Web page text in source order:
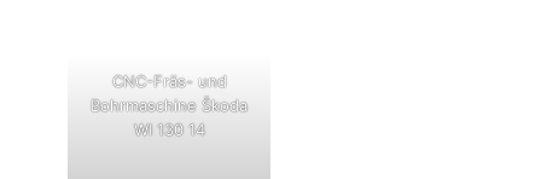
CNC-Fräs- und
Bohrmaschine Škoda
WI 130 14